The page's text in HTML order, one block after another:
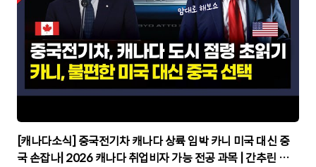
▶
[캐나다소식] 중국전기차 캐나다 상륙 임박 카니 미국 대신 중
국 손잡나| 2026 캐나다 취업비자 가능 전공 과목 | 간추린 캐